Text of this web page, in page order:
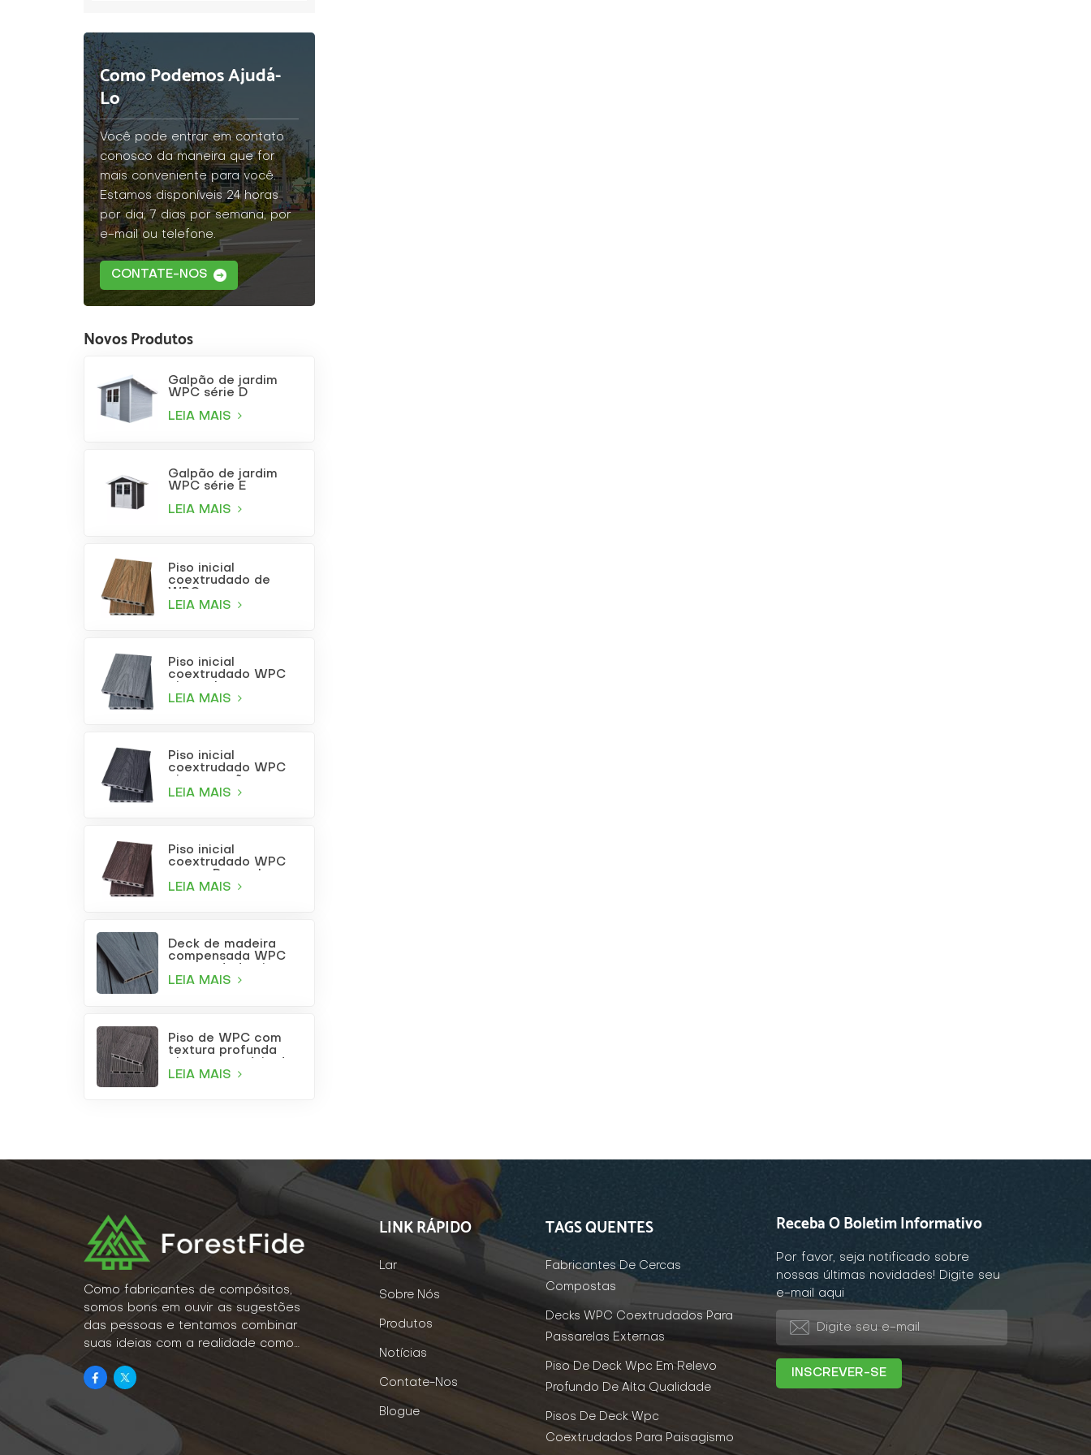
Como Podemos Ajudá-
Lo
Você pode entrar em contato
conosco da maneira que for
mais conveniente para você.
Estamos disponíveis 24 horas
por dia, 7 dias por semana, por
e-mail ou telefone.
CONTATE-NOS
Novos Produtos
Galpão de jardim
WPC série D
LEIA MAIS
Galpão de jardim
WPC série E
LEIA MAIS
Piso inicial
coextrudado de
acabamento em
LEIA MAIS
Piso inicial
coextrudado WPC
LEIA MAIS
Piso inicial
coextrudado WPC
LEIA MAIS
Piso inicial
coextrudado WPC
LEIA MAIS
Deck de madeira
compensada WPC
claro para uso
LEIA MAIS
Piso de WPC com
textura profunda
jardim
LEIA MAIS
Como fabricantes de compósitos,
somos bons em ouvir as sugestões
das pessoas e tentamos combinar
suas ideias com a realidade como
um estilo de vida.
LINK RÁPIDO
Lar
Sobre Nós
Produtos
Notícias
Contate-Nos
Blogue
TAGS QUENTES
Fabricantes De Cercas
Compostas
Decks WPC Coextrudados Para
Passarelas Externas
Piso De Deck Wpc Em Relevo
Profundo De Alta Qualidade
Pisos De Deck Wpc
Coextrudados Para Paisagismo
Receba O Boletim Informativo
Por favor, seja notificado sobre
nossas últimas novidades! Digite seu
e-mail aqui